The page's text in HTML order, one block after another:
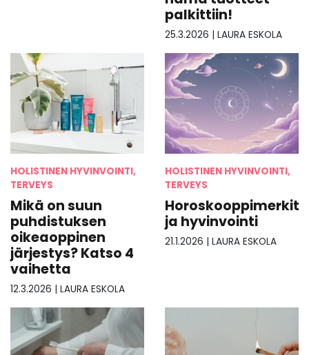
palkittiin!
25.3.2026 | LAURA ESKOLA
HOLISTINEN HYVINVOINTI,
TERVEYS
Mikä on suun
puhdistuksen
oikeaoppinen
järjestys? Katso 4
vaihetta
12.3.2026 | LAURA ESKOLA
HOLISTINEN HYVINVOINTI,
TERVEYS
Horoskooppimerkit
ja hyvinvointi
21.1.2026 | LAURA ESKOLA